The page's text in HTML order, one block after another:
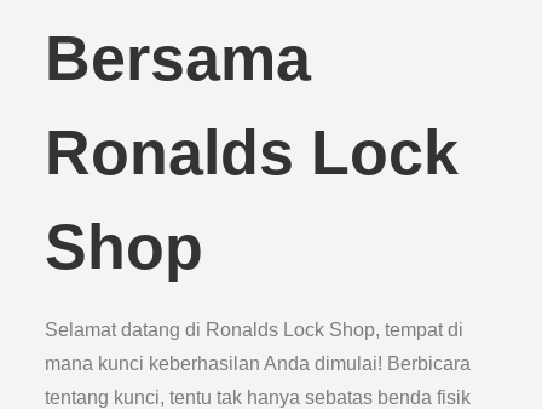
Bersama
Ronalds Lock
Shop
Selamat datang di Ronalds Lock Shop, tempat di
mana kunci keberhasilan Anda dimulai! Berbicara
tentang kunci, tentu tak hanya sebatas benda fisik